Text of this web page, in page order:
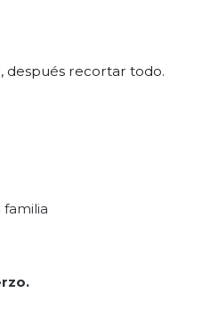
después recortar todo.
.